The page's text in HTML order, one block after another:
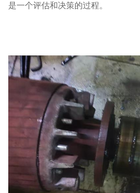
是一个评估和决策的过程。